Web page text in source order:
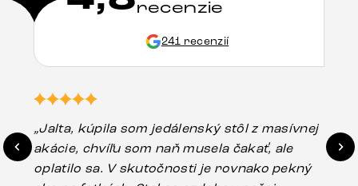
recenzie
241 recenzií
„Jalta, kúpila som jedálenský stôl z masívnej
akácie, chvíľu som naň musela čakať, ale
oplatilo sa. V skutočnosti je rovnako pekný